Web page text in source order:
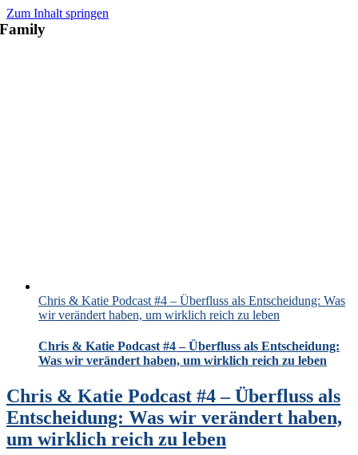
Zum Inhalt springen
Family
Chris & Katie Podcast #4 – Überfluss als Entscheidung: Was
wir verändert haben, um wirklich reich zu leben
Chris & Katie Podcast #4 – Überfluss als Entscheidung:
Was wir verändert haben, um wirklich reich zu leben
Chris & Katie Podcast #4 – Überfluss als
Entscheidung: Was wir verändert haben,
um wirklich reich zu leben